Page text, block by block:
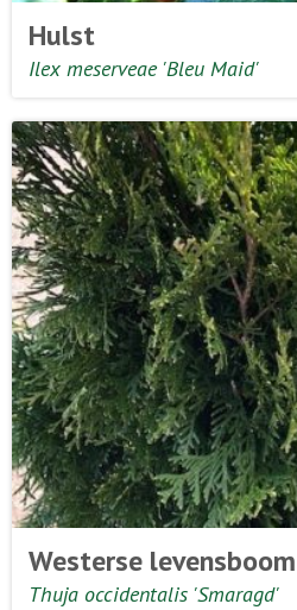
Hulst
Ilex meserveae 'Bleu Maid'
Westerse levensboom
Thuja occidentalis 'Smaragd'